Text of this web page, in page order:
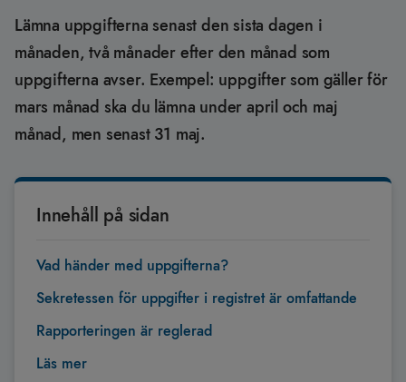
Lämna uppgifterna senast den sista dagen i
månaden, två månader efter den månad som
uppgifterna avser. Exempel: uppgifter som gäller för
mars månad ska du lämna under april och maj
månad, men senast 31 maj.
Innehåll på sidan
Vad händer med uppgifterna?
Sekretessen för uppgifter i registret är omfattande
Rapporteringen är reglerad
Läs mer